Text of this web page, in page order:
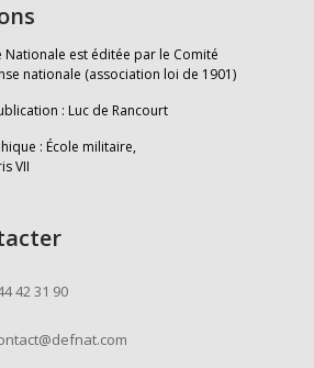
Nationale est éditée par le Comité
nationale (association loi de 1901)
: Luc de Rancourt
: École militaire,
VII
42 31 90